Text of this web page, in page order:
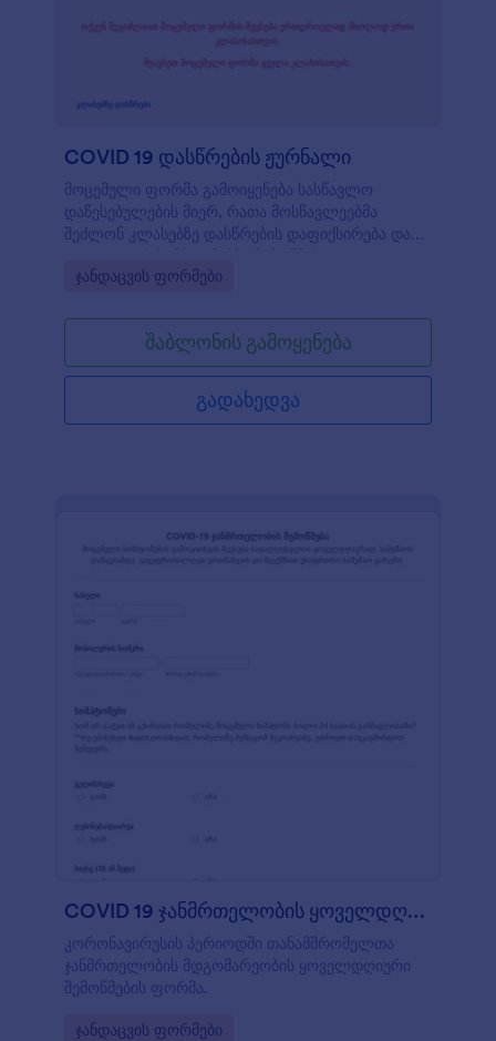
COVID 19 დასწრების ჟურნალი
მოცემული ფორმა გამოიყენება სასწავლო
დაწესებულების მიერ, რათა მოსწავლეებმა
შეძლონ კლასებზე დასწრების დაფიქსირება და
Go to Category:
ჯანდაცვის ფორმები
შაბლონის გამოყენება
გადახედვა
COVID 19 ჯანმრთელობის ყოველდღიური შემოწმ?
კორონავირუსის პერიოდში თანამშრომელთა
ჯანმრთელობის მდგომარეობის ყოველდღიური
შემოწმების ფორმა.
Go to Category:
ჯანდაცვის ფორმები